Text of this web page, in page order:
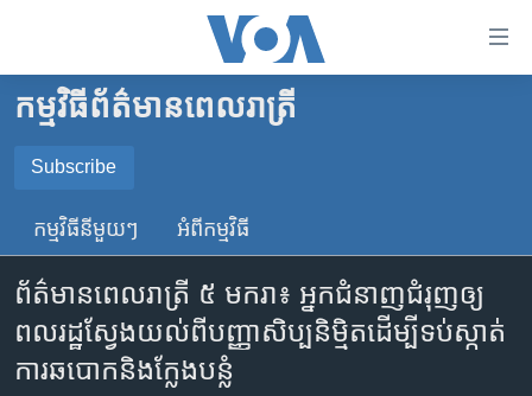
គេហទំព័រ​
ទាក់ទង
រំលង​
ទំព័រ​
ព័ត៌មាន​​
ម្តង
កម្ពុជា
អន្តរជាតិ
ចិន
ហេឡូវីអូអេ
កម្ពុជាច្នៃប្រតិដ្ឋ
ព្រឹត្តិការណ៍ព័ត៌មាន
កម្មវិធី​ព័ត៌មាន​ពេលរាត្រី
Subscribe
SUBSCRIBE
YouTube Music
Spotify
កម្មវិធី​នីមួយៗ អំពី​កម្មវិធី​
ព័ត៌មាន​ពេល​រាត្រី ៥ មករា៖ អ្នកជំនាញ​ជំរុញ​ឲ្យ​
ពលរដ្ឋ​ស្វែង​យល់​ពី​​​បញ្ញា​សិប្បនិម្មិតដើម្បី​ទប់ស្កាត់​
ការ​ឆបោក​និងក្លែងបន្លំ